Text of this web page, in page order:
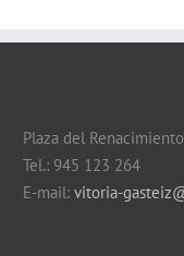
Plaza del
Tel.: 945 123 264
E-mail: vitoria-